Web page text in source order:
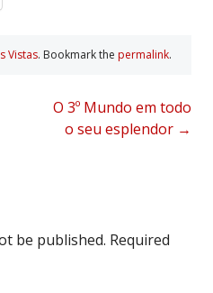
Vistas. Bookmark the permalink.
O 3º Mundo em todo
o seu esplendor →
be published. Required